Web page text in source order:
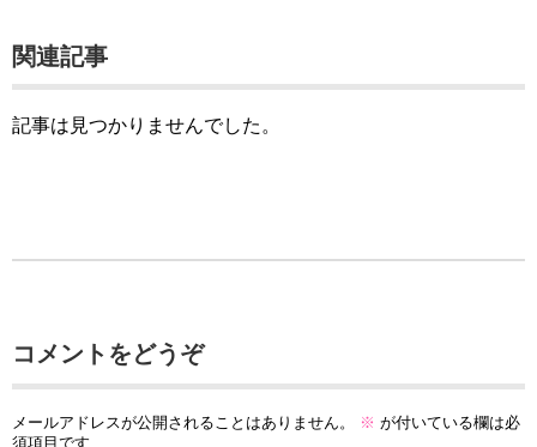
関連記事
記事は見つかりませんでした。
コメントをどうぞ
メールアドレスが公開されることはありません。 ※ が付いている欄は必
須項目です